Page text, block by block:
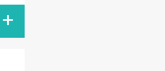
+